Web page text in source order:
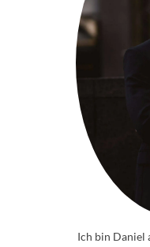
Ich bin Daniel